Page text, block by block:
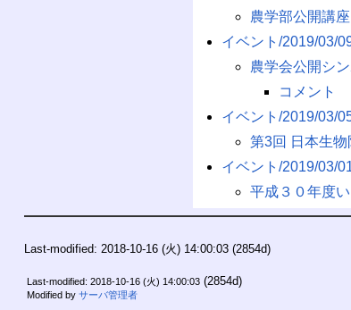
農学部公開講
イベント/2019/03/
農学会公開シ
コメント
イベント/2019/03/
第3回 日本生
イベント/2019/03/
平成３０年度
Last-modified: 2018-10-16 (火) 14:00:03(2854d)
Last-modified: 2018-10-16 (火) 14:00:03(2854d)
Modified by サーバ管理者